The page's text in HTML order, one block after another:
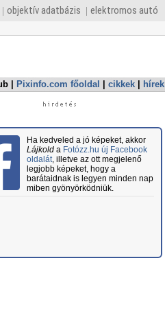
objektív adatbázis elektromos autó
Pixinfo.com főoldal cikkek hírek
Ha kedveled a jó képeket, akkor
Lájkolda Fotózz.hu új Facebook
oldalát, illetve az ott megjelenő
legjobb képeket, hogy a
barátaidnak is legyen minden nap
miben gyönyörködniük.